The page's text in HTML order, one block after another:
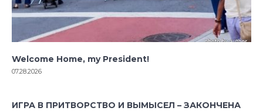
Welcome Home, my President!
07.28.2026
ИГРА В ПРИТВОРСТВО И ВЫМЫСЕЛ – ЗАКОНЧЕНА